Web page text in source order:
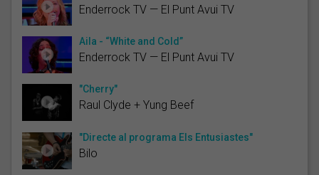
Enderrock TV — El Punt Avui TV
Aila - “White and Cold”
Enderrock TV — El Punt Avui TV
"Cherry"
Raul Clyde + Yung Beef
"Directe al programa Els Entusiastes"
Bilo